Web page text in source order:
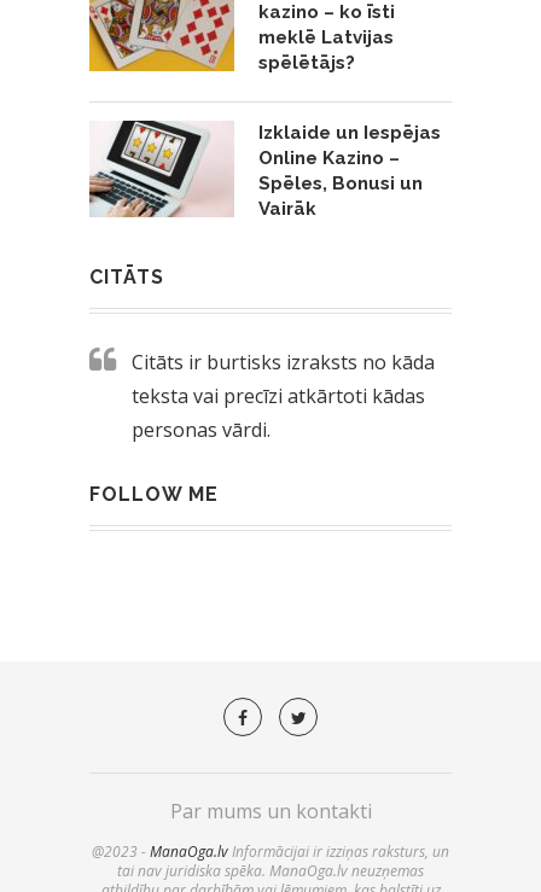
kazino – ko īsti
meklē Latvijas
spēlētājs?
Izklaide un Iespējas
Online Kazino –
Spēles, Bonusi un
Vairāk
CITĀTS
Citāts ir burtisks izraksts no kāda
teksta vai precīzi atkārtoti kādas
personas vārdi.
FOLLOW ME
Par mums un kontakti
@2023 - ManaOga.lvInformācijai ir izziņas raksturs, un
tai nav juridiska spēka. ManaOga.lv neuzņemas